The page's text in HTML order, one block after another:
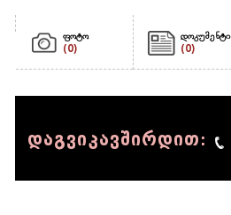
ფოტო
(0)
დოკუმენტი
(0)
დაგვიკავშირდით: